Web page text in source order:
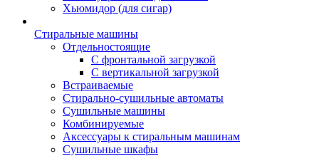
Хьюмидор (для сигар)
Стиральные машины
Отдельностоящие
С фронтальной загрузкой
С вертикальной загрузкой
Встраиваемые
Стирально-сушильные автоматы
Сушильные машины
Комбинируемые
Аксессуары к стиральным машинам
Сушильные шкафы